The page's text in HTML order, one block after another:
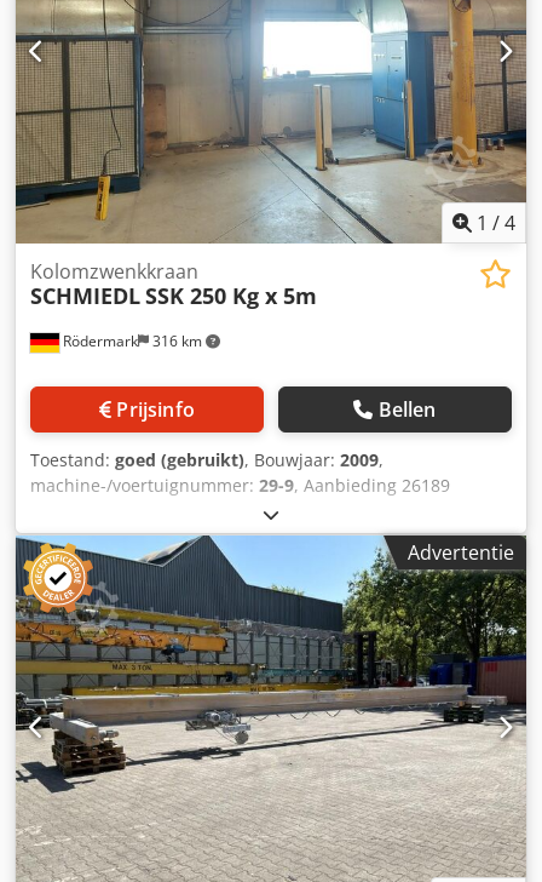
1 /4
Rödermark 316 km
Kolomzwenkkraan
SCHMIEDLSSK 250 Kg x 5m
Prijsinfo Bellen
Toestand: goed (gebruikt), Bouwjaar: 2009,
machine-/voertuignummer: 29-9, Aanbieding 26189
Technische specificaties: - E. Kettingtakel LIFTKET -
Bediening via vloerbedieningspaneel - Draagvermogen 250
kg - 2 hefsnelheden - Gemotoriseerde verplaatsing van de
loopkat - Handmatige draaiing - Uitschuiflengte 5000 mm -
Haakhoogte ca. 2300 mm - Onderkant giek ca. 2800 mm -
Totale hoogte ca. 3200 mm - Diameter kolom ca. 320 mm
Cjdpfszrlxyjx Alxoha - Draairadius 270° - Aansluitspanning
400 V - Totaalgewicht ca. 400 kg
Advertentie